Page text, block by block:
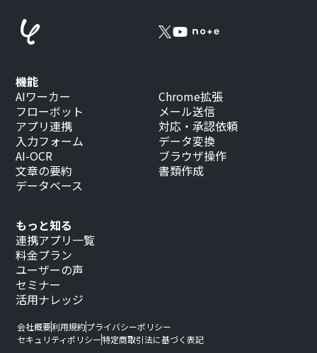
もっと知る
連携アプリ一覧
料金プラン
ユーザーの声
セミナー
活用ナレッジ
機能
AIワーカー
フローボット
アプリ連携
入力フォーム
AI-OCR
文章の要約
データベース
Chrome拡張
メール送信
対応・承認依頼
データ変換
ブラウザ操作
書類作成
会社概要利用規約プライバシーポリシー
セキュリティポリシー特定商取引法に基づく表記